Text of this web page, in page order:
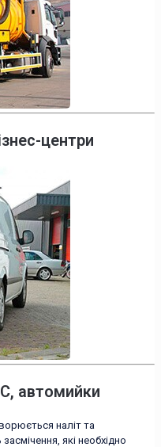
центри
автомийки
наліт та
які необхідно